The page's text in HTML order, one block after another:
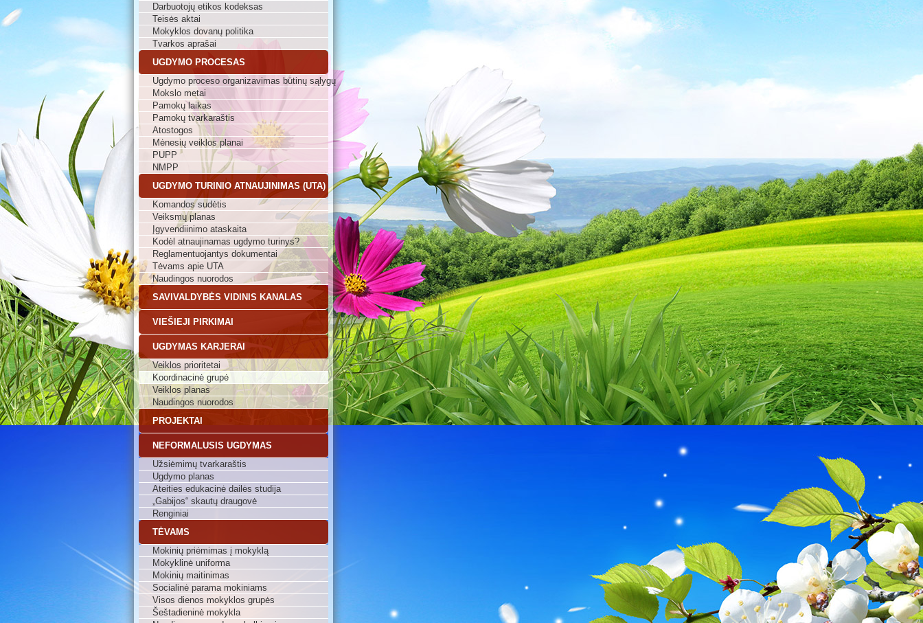
Darbuotojų etikos kodeksas
Teisės aktai
Mokyklos dovanų politika
Tvarkos aprašai
UGDYMO PROCESAS
Ugdymo proceso organizavimas būtinų sąlygų
Mokslo metai
Pamokų laikas
Pamokų tvarkaraštis
Atostogos
Mėnesių veiklos planai
PUPP
NMPP
UGDYMO TURINIO ATNAUJINIMAS (UTA)
Komandos sudėtis
Veiksmų planas
Įgyvendiinimo ataskaita
Kodėl atnaujinamas ugdymo turinys?
Reglamentuojantys dokumentai
Tėvams apie UTA
Naudingos nuorodos
SAVIVALDYBĖS VIDINIS KANALAS
VIEŠIEJI PIRKIMAI
UGDYMAS KARJERAI
Veiklos prioritetai
Koordinacinė grupė
Veiklos planas
Naudingos nuorodos
PROJEKTAI
NEFORMALUSIS UGDYMAS
Užsiėmimų tvarkaraštis
Ugdymo planas
Ateities edukacinė dailės studija
„Gabijos“ skautų draugovė
Renginiai
TĖVAMS
Mokinių priėmimas į mokyklą
Mokyklinė uniforma
Mokinių maitinimas
Socialinė parama mokiniams
Visos dienos mokyklos grupės
Šeštadieninė mokykla